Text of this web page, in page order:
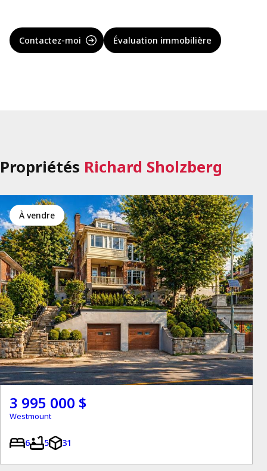
Contactez-moi Évaluation immobilière
Propriétés Richard Sholzberg
à vendre
3 995 000 $
Westmount
6 5 31